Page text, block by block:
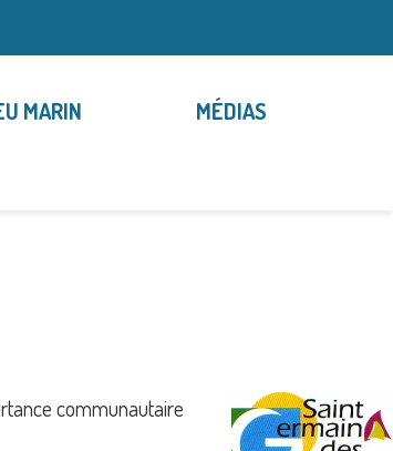
MARIN MÉDIAS
communautaire